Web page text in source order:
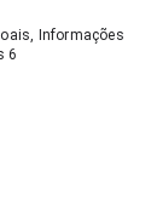
Informações
6